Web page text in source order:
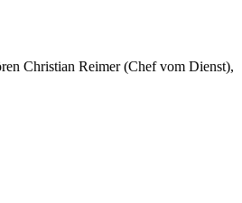
Christian Reimer (Chef vom Dienst),